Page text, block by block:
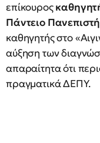
επίκουρος
Πάντειο
καθηγητής στο
αύξηση των
απαραίτητα ότι
πραγματικά ΔΕΠΥ.